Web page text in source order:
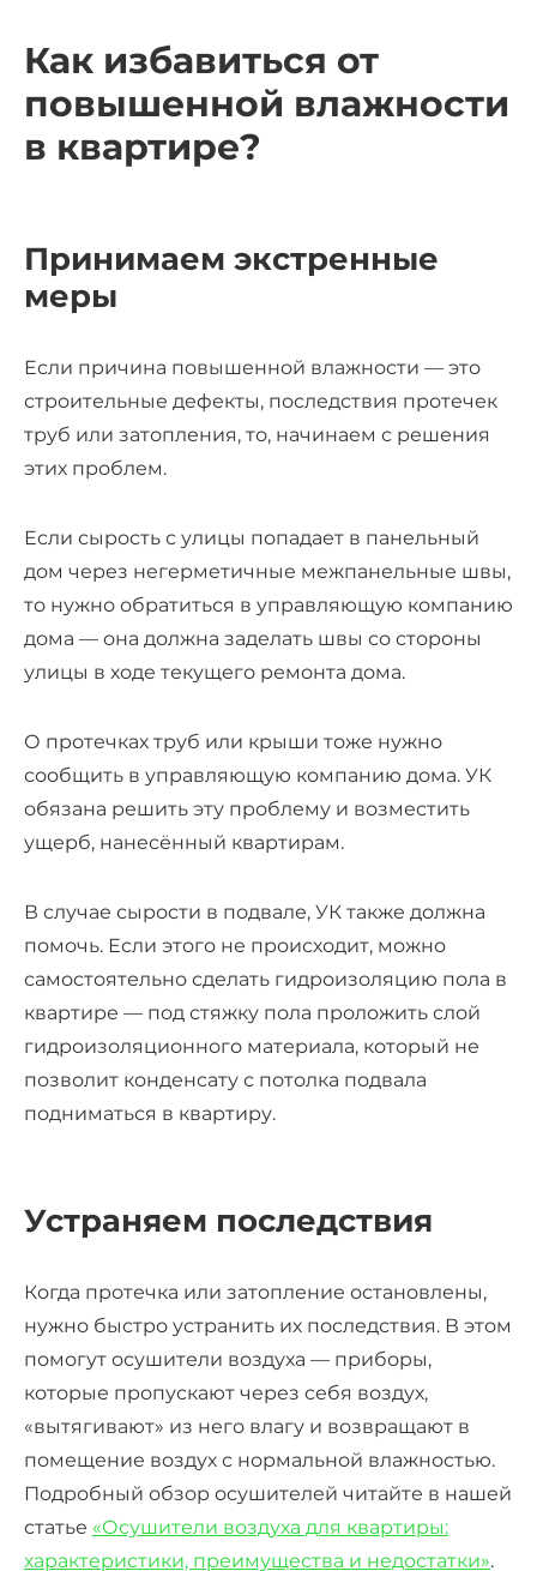
Как избавиться от
повышенной влажности
в квартире?
Принимаем экстренные
меры
Если причина повышенной влажности — это
строительные дефекты, последствия протечек
труб или затопления, то, начинаем с решения
этих проблем.
Если сырость с улицы попадает в панельный
дом через негерметичные межпанельные швы,
то нужно обратиться в управляющую компанию
дома — она должна заделать швы со стороны
улицы в ходе текущего ремонта дома.
О протечках труб или крыши тоже нужно
сообщить в управляющую компанию дома. УК
обязана решить эту проблему и возместить
ущерб, нанесённый квартирам.
В случае сырости в подвале, УК также должна
помочь. Если этого не происходит, можно
самостоятельно сделать гидроизоляцию пола в
квартире — под стяжку пола проложить слой
гидроизоляционного материала, который не
позволит конденсату с потолка подвала
подниматься в квартиру.
Устраняем последствия
Когда протечка или затопление остановлены,
нужно быстро устранить их последствия. В этом
помогут осушители воздуха — приборы,
которые пропускают через себя воздух,
«вытягивают» из него влагу и возвращают в
помещение воздух с нормальной влажностью.
Подробный обзор осушителей читайте в нашей
статье «Осушители воздуха для квартиры:
характеристики, преимущества и недостатки».